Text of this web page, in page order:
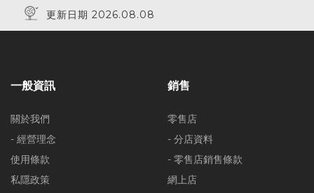
更新日期 2026.08.08
一般資訊
關於我們
- 經營理念
使用條款
私隱政策
銷售
零售店
- 分店資料
- 零售店銷售條款
網上店